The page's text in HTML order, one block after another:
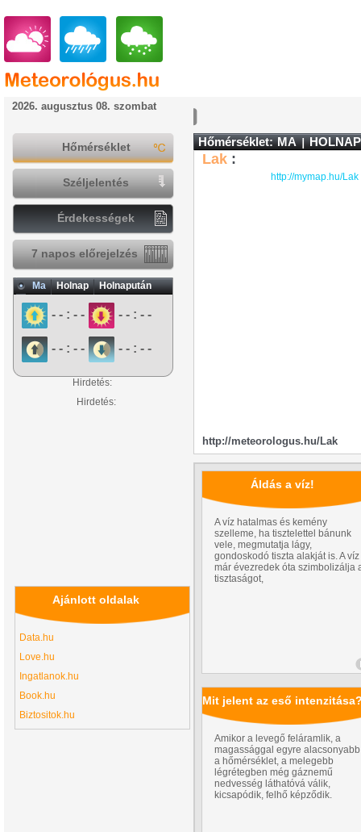
2026. augusztus 08. szombat
Hőmérséklet: MA HOLNAP
Lak :
http://mymap.hu/Lak
http://meteorologus.hu/Lak
Áldás a víz!
A víz hatalmas és kemény
szelleme, ha tisztelettel bánunk
vele, megmutatja lágy,
gondoskodó tiszta alakját is. A víz
már évezredek óta szimbolizálja
tisztaságot,
Mit jelent az eső
Amikor a levegő feláramlik, a
magassággal egyre alacsonyabb
a hőmérséklet, a melegebb
légrétegben még gáznemű
nedvesség láthatóvá válik,
kicsapódik, felhő képződik.
Hőmérséklet
Széljelentés
Érdekességek
7 napos előrejelzés
Ma Holnap Holnapután
- - : - - - - : - -
- - : - - - - : - -
Hirdetés:
Hirdetés:
Ajánlott oldalak
Data.hu
Love.hu
Ingatlanok.hu
Book.hu
Biztositok.hu